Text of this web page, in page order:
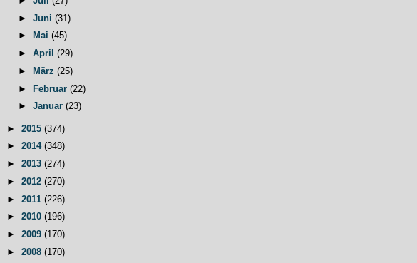
► Juni (31)
►
Mai (45)
► April (29)
►
März (25)
► Februar (22)
► Januar (23)
► 2015 (374)
► 2014 (348)
► 2013 (274)
► 2012 (270)
► 2011 (226)
► 2010 (196)
► 2009 (170)
► 2008 (170)